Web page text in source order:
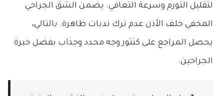
لتقليل التورم وسرعة التعافي. يضمن الشق الجراحي
المخفي خلف الأذن عدم ترك ندبات ظاهرة. بالتالي،
يحصل المراجع على كنتور وجه محدد وجذاب بفضل خبرة
الجراحين.